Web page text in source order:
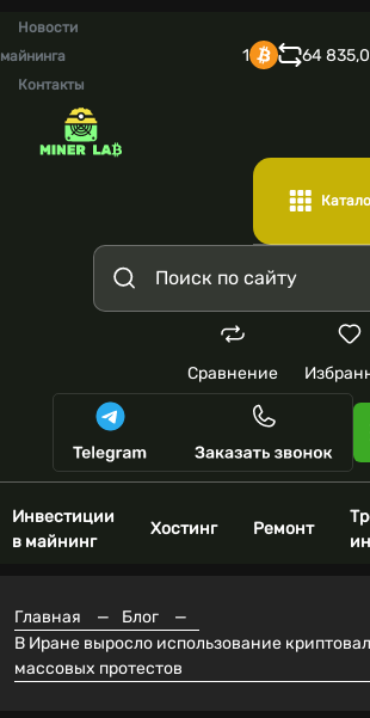
Новости
майнинга
Контакты
1 64
Сравнение
Инвестиции
в майнинг
Хостинг Ремонт
ин
Главная — Блог
—
В Иране выросло использование
массовых протестов